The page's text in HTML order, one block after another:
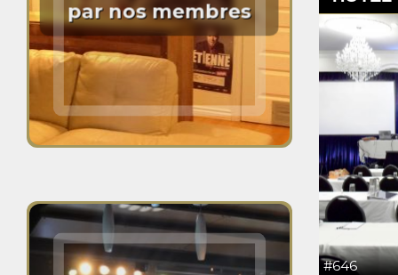
par nos membres
#646